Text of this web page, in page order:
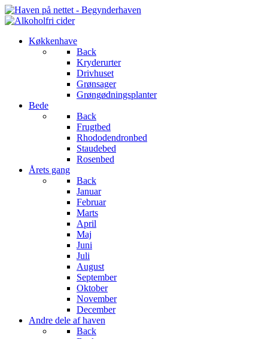
Køkkenhave
Back
Kryderurter
Drivhuset
Grønsager
Grøngødningsplanter
Bede
Back
Frugtbed
Rhododendronbed
Staudebed
Rosenbed
Årets gang
Back
Januar
Februar
Marts
April
Maj
Juni
Juli
August
September
Oktober
November
December
Andre dele af haven
Back